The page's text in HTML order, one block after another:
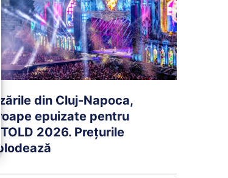
din Cluj-Napoca,
epuizate pentru
2026. Prețurile